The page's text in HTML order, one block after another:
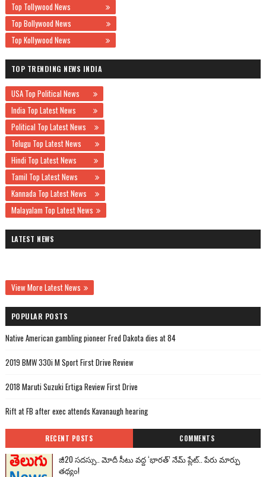
Top Tollywood News
Top Bollywood News
Top Kollywood News
TOP TRENDING NEWS INDIA
USA Top Political News
India Top Latest News
Political Top Latest News
Telugu Top Latest News
Hindi Top Latest News
Tamil Top Latest News
Kannada Top Latest News
Malayalam Top Latest News
LATEST NEWS
View More Latest News
POPULAR POSTS
Native American gambling pioneer Fred Dakota dies at 84
2019 BMW 330i M Sport First Drive Review
2018 Maruti Suzuki Ertiga Review First Drive
Rift at FB after exec attends Kavanaugh hearing
RECENT POSTS COMMENTS
జీ20 సదస్సు.. మోదీ సీటు వద్ద ‘భారత్’ నేమ్ ప్లేట్‌.. పేరు మార్పు
తథ్యం!